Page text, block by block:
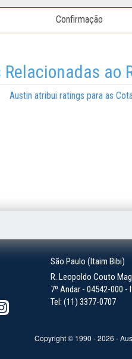
Confirmação
ao
Austin atribui ratings para as
São Paulo (Itaim Bibi)
R. Leopoldo Couto
7º Andar - 04542-000 -
Tel: (11) 3377-0707
Copyright © 1990 -2026 -